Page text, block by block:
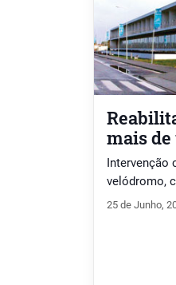
mais
Intervenção
velódromo,
25 de Junho,